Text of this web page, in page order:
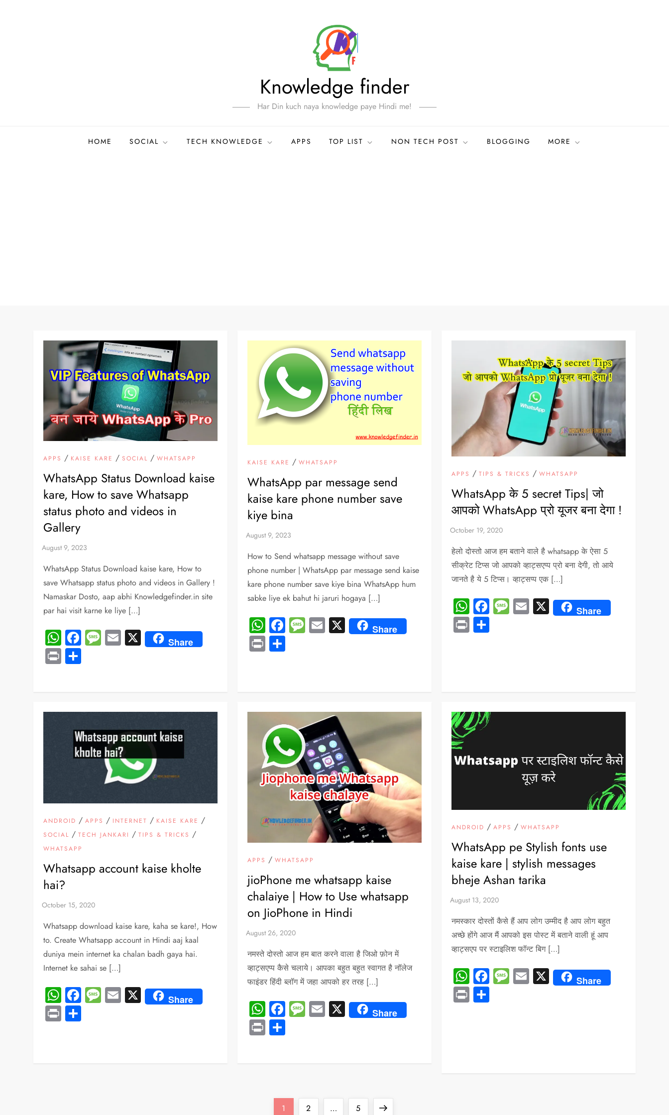
Knowledge finder
Har Din kuch naya knowledge paye Hindi me!
HOME SOCIAL TECH KNOWLEDGE APPS TOP LIST NON TECH POST BLOGGING MORE
APPS / KAISE KARE /SOCIAL /WHATSAPP
WhatsApp Status Download kaise
kare, How to save Whatsapp
status photo and videos in
Gallery
WhatsApp Status Download kaise kare, How to
save Whatsapp status photo and videos in Gallery !
Namaskar Dosto, aap abhi Knowledgefinder.in site
par hai visit karne ke liye […]
WhatsApp
Facebook
Message
Email
X Share
Print
KAISE KARE /WHATSAPP
WhatsApp par message send
kaise kare phone number save
kiye bina
How to Send whatsapp message without save
phone number | WhatsApp par message send kaise
kare phone number save kiye bina WhatsApp hum
sabke liye ek bahut hi jaruri hogaya […]
WhatsApp
Facebook
Message
Email
X Share
Print
APPS / TIPS & TRICKS / WHATSAPP
WhatsApp के 5 secret Tips| जो
आपको WhatsApp प्रो यूजर बना देगा !
हेलो दोस्तो आज हम बताने वाले है whatsapp के ऐसा 5
सीक्रेट टिप्स जो आपको व्हाट्सएप्प प्रो बना देगी, तो आये
जानते है ये 5 टिप्स। व्हाट्सप्प एक […]
WhatsApp
Facebook
Message
Email
X Share
PrintShare
ANDROID /APPS / INTERNET / KAISE KARE /
SOCIAL /TECH JANKARI /TIPS & TRICKS /
WHATSAPP
Whatsapp account kaise kholte
hai?
Whatsapp download kaise kare, kaha se kare!, How
to. Create Whatsapp account in Hindi aaj kaal
duniya mein internet ka chalan badh gaya hai.
Internet ke sahai se […]
WhatsApp
Facebook
Message
Email
X Share
Print
APPS /WHATSAPP
jioPhone me whatsapp kaise
chalaiye | How to Use whatsapp
on JioPhone in Hindi
नमस्ते दोस्तो आज हम बात करने वाला है जिओ फ़ोन में
व्हाट्सएप्प कैसे चलाये। आपका बहुत बहुत स्वागत है नॉलेज
फाइंडर हिंदी ब्लॉग में जहा आपको हर तरह […]
WhatsApp
Facebook
Message
Email
X Share
Print
ANDROID / APPS / WHATSAPP
WhatsApp pe Stylish fonts use
kaise kare | stylish messages
bheje Ashan tarika
नमस्कार दोस्तों कैसे हैं आप लोग उम्मीद है आप लोग बहुत
अच्छे होंगे आज मैं आपको इस पोस्ट में बताने वाली हूं आप
व्हाट्सएप पर स्टाइलिश फॉन्ट बिग […]
WhatsApp
Facebook
Message
Email
X Share
PrintShare
Page
1 Page
2 … Page
5 Next